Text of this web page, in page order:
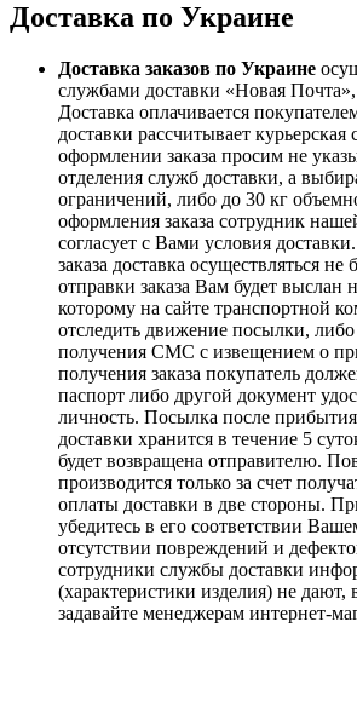
Доставка по Украине
Доставка заказов по Украине
службами доставки «Новая
Доставка оплачивается
доставки рассчитывает
оформлении заказа просим не
отделения служб доставки, а
ограничений, либо до 30 кг
оформления заказа сотрудник
согласует с Вами условия
заказа доставка осуществляться не
отправки заказа Вам будет выслан
которому на сайте транспортной
отследить движение посылки, либо
получения СМС с извещением о
получения заказа покупатель
паспорт либо другой документ
личность. Посылка после
доставки хранится в течение 5
будет возвращена отправителю.
производится только за счет
оплаты доставки в две стороны.
убедитесь в его соответствии
отсутствии повреждений и
сотрудники службы доставки
(характеристики изделия) не дают,
задавайте менеджерам интернет-